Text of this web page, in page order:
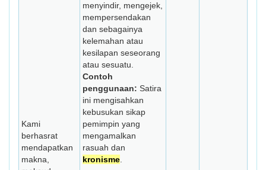
Kami
berhasrat
mendapatkan
makna,
menyindir, mengejek,
mempersendakan
dan sebagainya
kelemahan atau
kesilapan seseorang
atau sesuatu.
Contoh
penggunaan: Satira
ini mengisahkan
kebusukan sikap
pemimpin yang
mengamalkan
rasuah dan
kronisme